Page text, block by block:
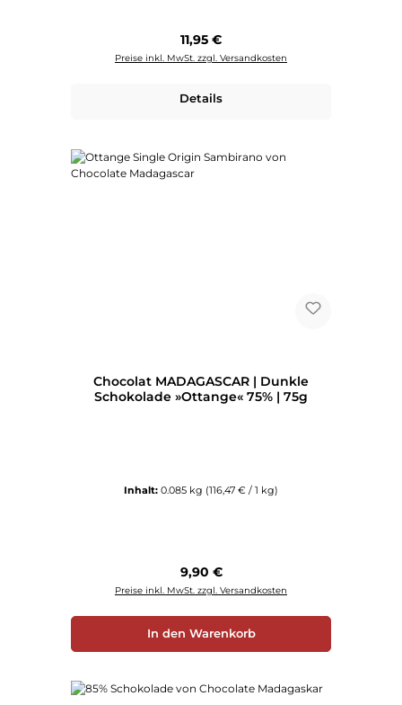
Regulärer Preis:
11,95 €
Preise inkl. MwSt. zzgl. Versandkosten
Details
Chocolat MADAGASCAR | Dunkle
Schokolade »Ottange« 75% | 75g
Inhalt: 0.085 kg (116,47 € / 1 kg)
Regulärer Preis:
9,90 €
Preise inkl. MwSt. zzgl. Versandkosten
In den Warenkorb